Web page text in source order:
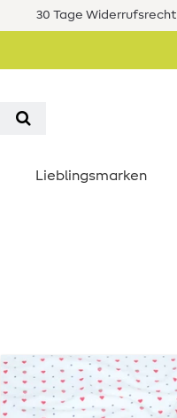
30 Tage Widerrufsrecht
Lieblingsmarken